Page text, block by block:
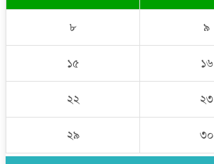
৮ ৯
১৫ ১৬
২২ ২৩
২৯ ৩০